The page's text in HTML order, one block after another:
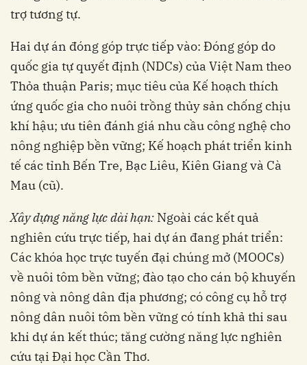
trợ tương tự.
Hai dự án đóng góp trực tiếp vào: Đóng góp do
quốc gia tự quyết định (NDCs) của Việt Nam theo
Thỏa thuận Paris; mục tiêu của Kế hoạch thích
ứng quốc gia cho nuôi trồng thủy sản chống chịu
khí hậu; ưu tiên đánh giá nhu cầu công nghệ cho
nông nghiệp bền vững; Kế hoạch phát triển kinh
tế các tỉnh Bến Tre, Bạc Liêu, Kiên Giang và Cà
Mau (cũ).
Xây dựngnăng lựcdài hạn: Ngoài các kết quả
nghiên cứu trực tiếp, hai dự án đang phát triển:
Các khóa học trực tuyến đại chúng mở (MOOCs)
về nuôi tôm bền vững; đào tạo cho cán bộ khuyến
nông và nông dân địa phương; có công cụ hỗ trợ
nông dân nuôi tôm bền vững có tính khả thi sau
khi dự án kết thúc; tăng cường năng lực nghiên
cứu tại Đại học Cần Thơ.